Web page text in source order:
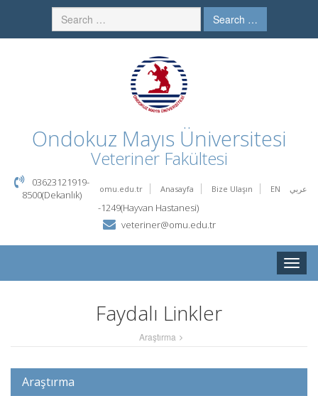
Search …
Ondokuz Mayıs Üniversitesi
Veteriner Fakültesi
omu.edu.tr Anasayfa Bize Ulaşın EN عربي
03623121919-
8500(Dekanlık)
-1249(Hayvan Hastanesi)
veteriner@omu.edu.tr
Toggle
Faydalı Linkler
Araştırma
Araştırma